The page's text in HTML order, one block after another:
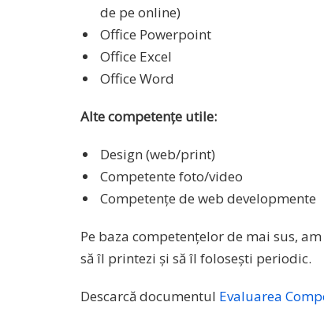
de pe online)
Office Powerpoint
Office Excel
Office Word
Alte competențe utile:
Design (web/print)
Competente foto/video
Competențe de web developmente
Pe baza competențelor de mai sus,
să îl printezi și să îl folosești periodic.
Descarcă documentul Evaluarea